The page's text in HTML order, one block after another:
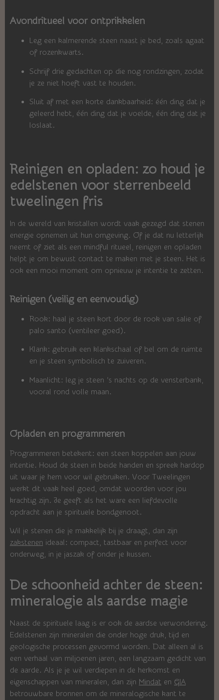
Avondritueel voor ontprikkelen
Leg een kalmerende steen naast je bed, zoals agaat
of rozenkwarts.
Schrijf drie gedachten op die nog rondzingen, zodat
je ze niet hoeft vast te houden.
Sluit af met een korte dankbaarheid: één ding dat je
geleerd hebt, één ding dat je voelde, één ding dat je
loslaat.
Reinigen en opladen: zo houd je
edelstenen voor sterrenbeeld
tweelingen fris
In de wereld van kristallen wordt vaak gezegd dat stenen
energie opnemen uit hun omgeving. Of je dat nu letterlijk
neemt of ziet als een mindful ritueel, reinigen en opladen
helpt je om bewust contact te maken met je steen. Het is
ook een mooi moment om opnieuw je intentie te zetten.
Reinigen (veilig en eenvoudig)
Rook: haal je steen kort door de rook van salie of
palo santo (ventileer goed).
Klank: gebruik een klankschaal of bel om de ruimte
en je steen symbolisch te zuiveren.
Maanlicht: leg je steen ’s nachts op de vensterbank,
vooral rond volle maan.
Opladen en programmeren
Programmeren betekent: een steen koppelen aan jouw
intentie. Houd de steen in beide handen en spreek hardop
uit waar je hem voor wil gebruiken. Voor Tweelingen
werkt dit vaak heel goed, omdat woorden voor jou
krachtig zijn. Je geeft als het ware een liefdevolle
opdracht aan je spirituele bondgenoot.
Wil je stenen die je makkelijk bij je draagt, dan zijn
zakstenen ideaal: compact, tastbaar en perfect voor
onderweg, in je jaszak of onder je kussen.
De schoonheid achter de steen:
mineralogie als aardse magie
Naast de spirituele laag is er ook de aardse verwondering.
Edelstenen zijn mineralen die onder hoge druk, tijd en
geologische processen gevormd worden. Dat alleen al is
een verhaal van miljoenen jaren, een langzaam gedicht van
de aarde. Als je je wil verdiepen in de herkomst en
eigenschappen van mineralen, dan zijn Mindat en GIA
betrouwbare bronnen om de mineralogische kant te